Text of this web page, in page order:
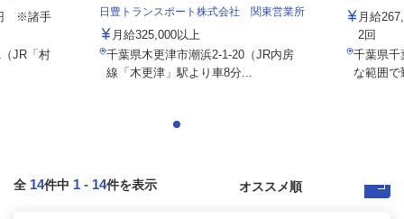
円 ※諸手
JR「村
日豊トランスポート株式会社 関東営業所
月給325,000以上
千葉県木更津市潮浜2-1-20（JR内房
線「木更津」駅より車8分...
月給
2回
千葉県
な範囲で
全 14件中 1 - 14件を表示